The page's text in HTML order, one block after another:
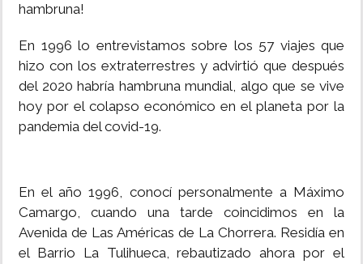
hambruna!
En 1996 lo entrevistamos sobre los 57 viajes que
hizo con los extraterrestres y advirtió que después
del 2020 habría hambruna mundial, algo que se vive
hoy por el colapso económico en el planeta por la
pandemia del covid-19.
En el año 1996, conocí personalmente a Máximo
Camargo, cuando una tarde coincidimos en la
Avenida de Las Américas de La Chorrera. Residía en
el Barrio La Tulihueca, rebautizado ahora por el